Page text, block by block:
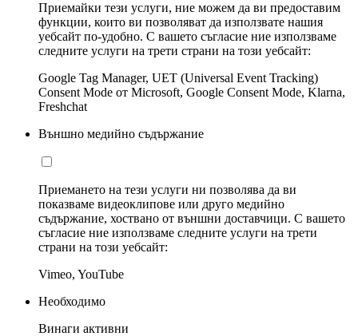
Приемайки тези услуги, ние можем да ви предоставим
функции, които ви позволяват да използвате нашия
уебсайт по-удобно. С вашето съгласие ние използваме
следните услуги на трети страни на този уебсайт:
Google Tag Manager, UET (Universal Event Tracking)
Consent Mode от Microsoft, Google Consent Mode, Klarna,
Freshchat
Външно медийно съдържание
Приемането на тези услуги ни позволява да ви
показваме видеоклипове или друго медийно
съдържание, хоствано от външни доставчици. С вашето
съгласие ние използваме следните услуги на трети
страни на този уебсайт:
Vimeo, YouTube
Необходимо
Винаги активни